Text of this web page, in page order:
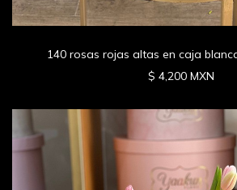
140 rosas rojas altas en caja
$ 4,200 MXN